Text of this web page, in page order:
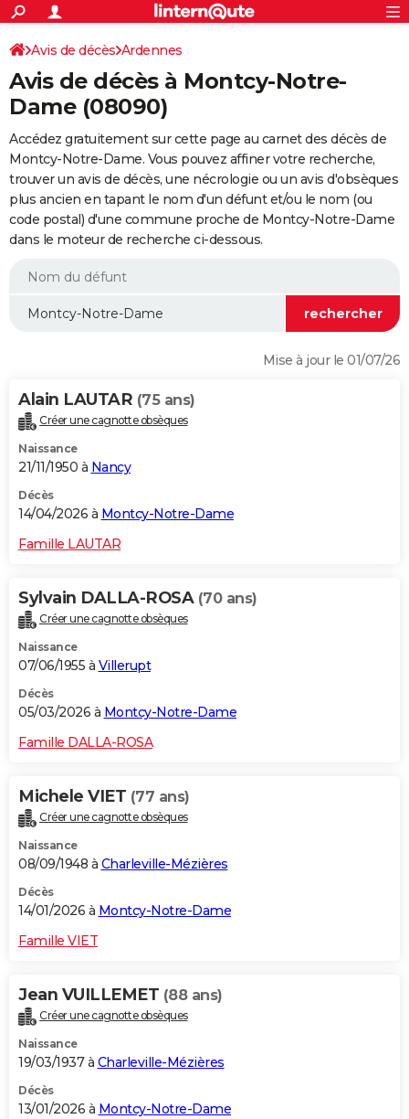
ACTUALITÉS
Politique
Société
Faits Divers
Education
Monde
Villes
+
SPORT
Coupe du monde 2026
Football
Tennis
Cyclisme
Rugby
Forum
FINANCE
Retraite
Impôts
Epargne
Immobilier
Risques naturels par ville
Banque
Assurance
Crédit
Essais
Réserver un essai
Citadines
Berlines
SUV
Forum auto
+
HIGH-TECH
Mobiles
Meilleur smartphone
Internet
Ordinateurs
Jeux vidéo
Guide high-tech
+
BRICOLAGE
Forum
Aménagement intérieur
Extérieur
Cuisine
Salle de bains
Jardinage
Rangement
WEEK-END
Guides de France
Escapades
Patrimoine
Expositions
Musées
Week-end nature
LIFESTYLE
Alimentation
Guide de la santé
Maladies
Médicaments
Sommeil
VOYAGE
Destinations
City break
Voyage nature
Voyage de noces
Forum
Climat
+PHOTO
GUIDES D'ACHAT
BONS PLANS
CARTE DE VOEUX
Dictionnaire
Biographies
Citations
Expressions
Proverbes
PROGRAMME TV
COPAINS D'AVANT
S'inscrire
Se connecter
Lycées
Collèges
Primaires
Universités
Entreprises
Service militaire
Avis de recherche
AVIS DE DÉCÈS
Avis de décès Ardennes
Avis de décès à Montcy-Notre-
Dame (08090)
Accédez gratuitement sur cette page au carnet des décès de
Montcy-Notre-Dame. Vous pouvez affiner votre recherche,
trouver un avis de décès, une nécrologie ou un avis d'obsèques
plus ancien en tapant le nom d'un défunt et/ou le nom (ou
code postal) d'une commune proche de Montcy-Notre-Dame
dans le moteur de recherche ci-dessous.
Mise à jour le 01/07/26
Alain LAUTAR (75 ans)
Créer une cagnotte obsèques
Naissance
21/11/1950 à Nancy
Décès
14/04/2026 à Montcy-Notre-Dame
Famille LAUTAR
Sylvain DALLA-ROSA (70 ans)
Créer une cagnotte obsèques
Naissance
07/06/1955 à Villerupt
Décès
05/03/2026 à Montcy-Notre-Dame
Famille DALLA-ROSA
Michele VIET (77 ans)
Créer une cagnotte obsèques
Naissance
08/09/1948 à Charleville-Mézières
Décès
14/01/2026 à Montcy-Notre-Dame
Famille VIET
Jean VUILLEMET (88 ans)
Créer une cagnotte obsèques
Naissance
19/03/1937 à Charleville-Mézières
Décès
13/01/2026 à Montcy-Notre-Dame